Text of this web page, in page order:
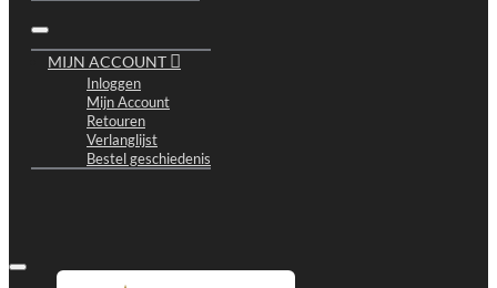
MIJN ACCOUNT
Inloggen
Mijn Account
Retouren
Verlanglijst
Bestel geschiedenis